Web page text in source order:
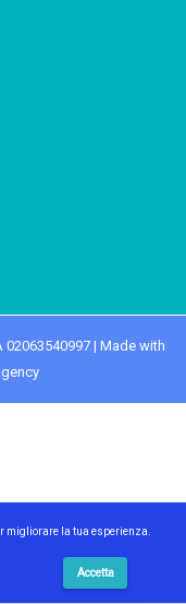
migliorare la tua esperienza.
Accetta
02063540997 | Made with